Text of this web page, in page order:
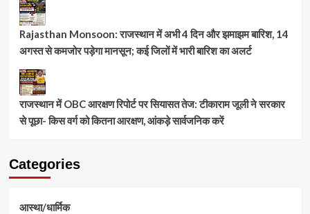
Rajasthan Monsoon: राजस्थान में अभी 4 दिन और झमाझम बारिश, 14
अगस्त से कमजोर पड़ेगा मानसून; कई जिलों में भारी बारिश का अलर्ट
राजस्थान में OBC आरक्षण रिपोर्ट पर सियासत तेज: टीकाराम जूली ने सरकार
से पूछा- किस वर्ग को कितना आरक्षण, आंकड़े सार्वजनिक करें
Categories
आस्था/धार्मिक